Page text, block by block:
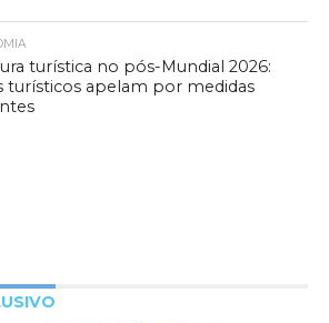
turística no pós-Mundial 2026:
turísticos apelam por medidas